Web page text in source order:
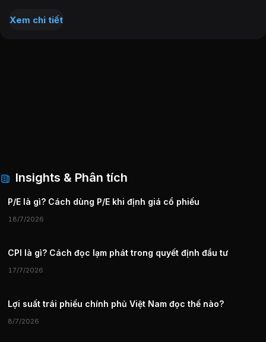
Xem chi tiết
Insights & Phân tích
P/E là gì? Cách dùng P/E khi định giá cổ phiếu
18/7/2026
CPI là gì? Cách đọc lạm phát trong quyết định đầu tư
17/7/2026
Lợi suất trái phiếu chính phủ Việt Nam đọc thế nào?
8/7/2026